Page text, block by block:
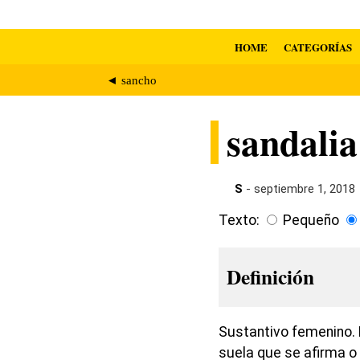
HOME CATEGORÍAS
◄ sancho
sandalia
S - septiembre 1, 2018
Texto: Pequeño
Definición
Sustantivo
suela que se afirma